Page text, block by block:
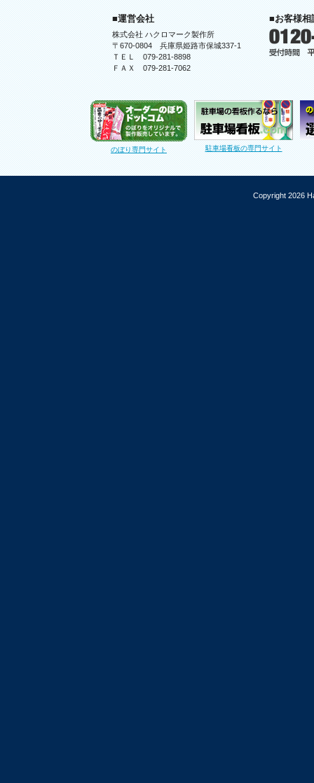
■運営会社
株式会社 ハクロマーク製作所
〒670-0804 兵庫県姫路市保城337-1
ＴＥＬ 079-281-8898
ＦＡＸ 079-281-7062
■お客様相
のぼり専門サイト 駐車場看板の専門サイト
Copyright 2026